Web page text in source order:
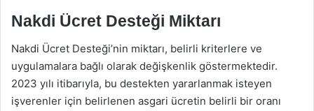
Nakdi Ücret Desteği Miktarı
Nakdi Ücret Desteği’nin miktarı, belirli kriterlere ve
uygulamalara bağlı olarak değişkenlik göstermektedir.
2023 yılı itibarıyla, bu destekten yararlanmak isteyen
işverenler için belirlenen asgari ücretin belirli bir oranı